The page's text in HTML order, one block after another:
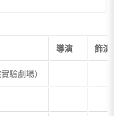
導演 飾演
驗劇場）